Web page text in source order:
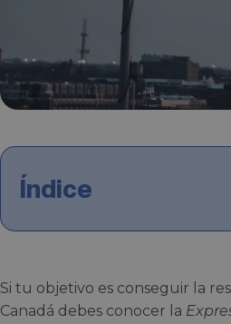
Índice
Si tu objetivo es conseguir la
Canadá debes conocer la